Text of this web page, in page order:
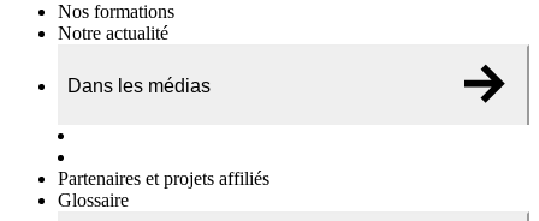
Nos formations
Notre actualité
Dans les médias
Partenaires et projets affiliés
Glossaire